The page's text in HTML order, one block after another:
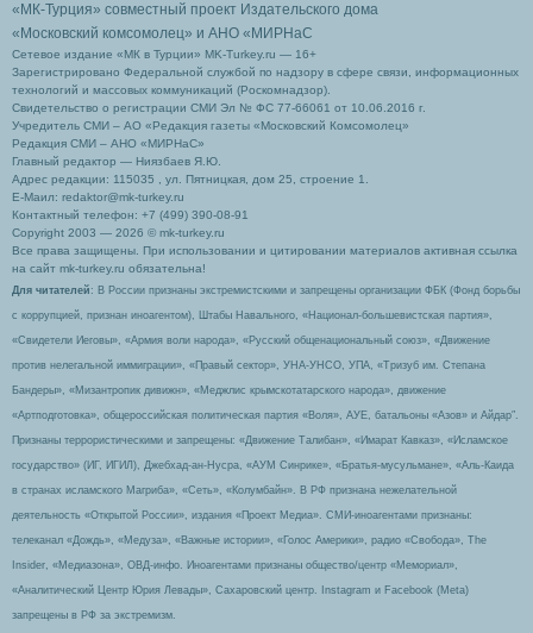
«МК-Турция» совместный проект Издательского дома
«Московский комсомолец» и АНО «МИРНаС
Сетевое издание «МК в Турции» MK-Turkey.ru — 16+
Зарегистрировано Федеральной службой по надзору в сфере связи, информационных
технологий и массовых коммуникаций (Роскомнадзор).
Свидетельство о регистрации СМИ Эл № ФС 77-66061 от 10.06.2016 г.
Учредитель СМИ – АО «Редакция газеты «Московский Комсомолец»
Редакция СМИ – АНО «МИРНаС»
Главный редактор — Ниязбаев Я.Ю.
Адрес редакции: 115035 , ул. Пятницкая, дом 25, строение 1.
Е-Маил: redaktor@mk-turkey.ru
Контактный телефон: +7 (499) 390-08-91
Copyright 2003 — 2026 © mk-turkey.ru
Все права защищены. При использовании и цитировании материалов активная ссылка
на сайт mk-turkey.ru обязательна!
Для читателей : В России признаны экстремистскими и запрещены организации ФБК (Фонд борьбы
с коррупцией, признан иноагентом), Штабы Навального, «Национал-большевистская партия»,
«Свидетели Иеговы», «Армия воли народа», «Русский общенациональный союз», «Движение
против нелегальной иммиграции», «Правый сектор», УНА-УНСО, УПА, «Тризуб им. Степана
Бандеры», «Мизантропик дивижн», «Меджлис крымскотатарского народа», движение
«Артподготовка», общероссийская политическая партия «Воля», АУЕ, батальоны «Азов» и Айдар″.
Признаны террористическими и запрещены: «Движение Талибан», «Имарат Кавказ», «Исламское
государство» (ИГ, ИГИЛ), Джебхад-ан-Нусра, «АУМ Синрике», «Братья-мусульмане», «Аль-Каида
в странах исламского Магриба», «Сеть», «Колумбайн». В РФ признана нежелательной
деятельность «Открытой России», издания «Проект Медиа». СМИ-иноагентами признаны:
телеканал «Дождь», «Медуза», «Важные истории», «Голос Америки», радио «Свобода», The
Insider, «Медиазона», ОВД-инфо. Иноагентами признаны общество/центр «Мемориал»,
«Аналитический Центр Юрия Левады», Сахаровский центр. Instagram и Facebook (Metа)
запрещены в РФ за экстремизм.